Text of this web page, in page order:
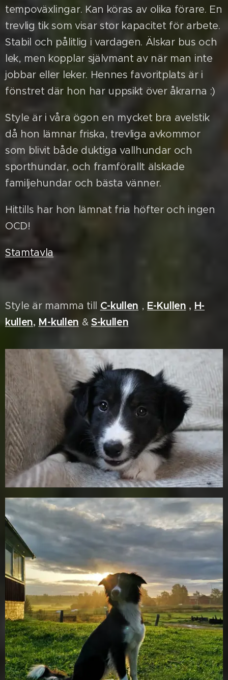
tempoväxlingar. Kan köras av olika förare. En
trevlig tik som visar stor kapacitet för arbete.
Stabil och pålitlig i vardagen. Älskar bus och
lek, men kopplar självmant av när man inte
jobbar eller leker. Hennes favoritplats är i
fönstret där hon har uppsikt över åkrarna :)
Style är i våra ögon en mycket bra avelstik
då hon lämnar friska, trevliga avkommor
som blivit både duktiga vallhundar och
sporthundar, och framförallt älskade
familjehundar och bästa vänner.
Hittills har hon lämnat fria höfter och ingen
OCD!
Stamtavla
Style är mamma till C-kullen , E-Kullen , H-
kullen, M-kullen & S-kullen